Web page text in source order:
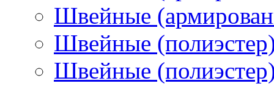
Швейные
Швейные
Швейные